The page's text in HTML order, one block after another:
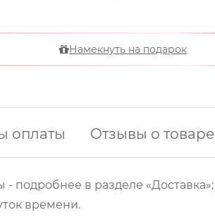
Намекнуть на подарок
оплаты Отзывы о товаре
подробнее в разделе «Доставка»;
времени.